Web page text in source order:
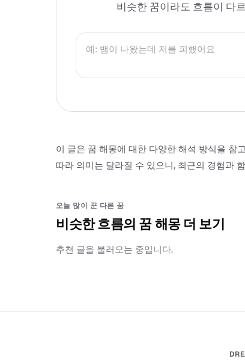
비슷한 꿈이라도 흐름이 다
이 글은 꿈 해몽에 대한 다양한 해석 방식을 참
따라 의미는 달라질 수 있으니, 최근의 경험과
오늘 많이 꾼 다른 꿈
비슷한 흐름의 꿈 해몽 더 보기
추천 글을 불러오는 중입니다.